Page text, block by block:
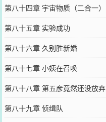
第八十四章 宇宙物质（二合一）
第八十五章 实验成功
第八十六章 久别胜新婚
第八十七章 小姨在召唤
第八十八章 第五彦竟然还没放弃
第八十九章 侦缉队